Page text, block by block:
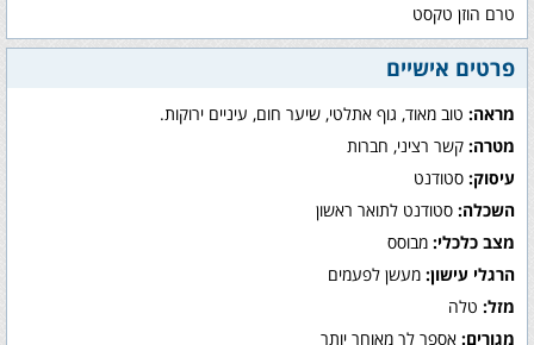
טרם הוזן טקסט
פרטים אישיים
מראה: טוב מאוד, גוף אתלטי, שיער חום, עיניים ירוקות.
מטרה: קשר רציני, חברות
עיסוק: סטודנט
השכלה: סטודנט לתואר ראשון
מצב כלכלי: מבוסס
הרגלי עישון: מעשן לפעמים
מזל: טלה
מגורים: אספר לך מאוחר יותר